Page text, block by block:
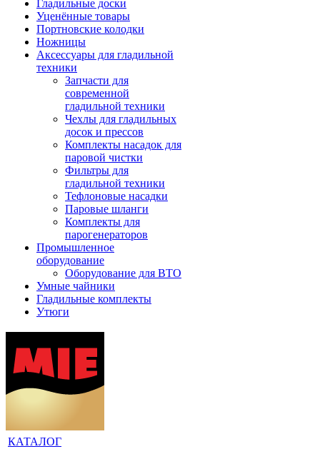
Гладильные доски
Уценённые товары
Портновские колодки
Ножницы
Аксессуары для гладильной
техники
Запчасти для
современной
гладильной техники
Чехлы для гладильных
досок и прессов
Комплекты насадок для
паровой чистки
Фильтры для
гладильной техники
Тефлоновые насадки
Паровые шланги
Комплекты для
парогенераторов
Промышленное
оборудование
Оборудование для ВТО
Умные чайники
Гладильные комплекты
Утюги
КАТАЛОГ